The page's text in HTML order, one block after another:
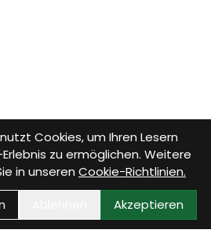
Cookies, um Ihren Lesern
zu ermöglichen. Weitere
in unseren Cookie-Richtlinien.
Akzeptieren